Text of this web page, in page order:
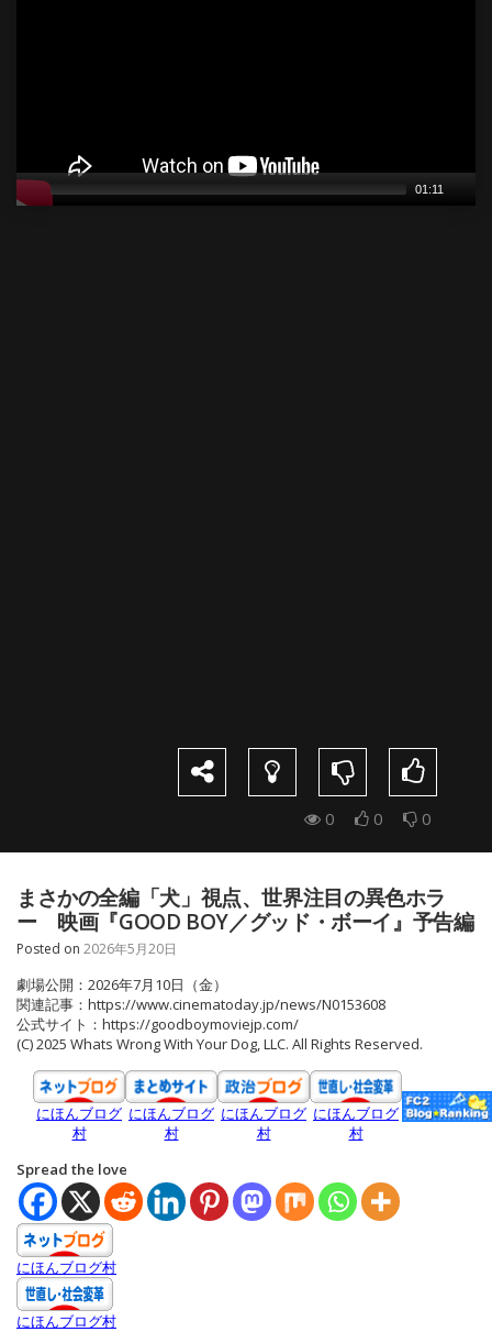
01:11
0 0 0
まさかの全編「犬」視点、世界注目の異色ホラ
ー 映画『GOOD BOY／グッド・ボーイ』予告編
Posted on 2026年5月20日
劇場公開：2026年7月10日（金）
関連記事：https://www.cinematoday.jp/news/N0153608
公式サイト：https://goodboymoviejp.com/
(C) 2025 Whats Wrong With Your Dog, LLC. All Rights Reserved.
にほんブログ
村
にほんブログ
村
にほんブログ
村
にほんブログ
村
Spread the love
にほんブログ村
にほんブログ村